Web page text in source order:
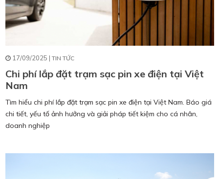
17/09/2025 | TIN TỨC
Chi phí lắp đặt trạm sạc pin xe điện tại Việt
Nam
Tìm hiểu chi phí lắp đặt trạm sạc pin xe điện tại Việt Nam. Báo giá
chi tiết, yếu tố ảnh hưởng và giải pháp tiết kiệm cho cá nhân,
doanh nghiệp